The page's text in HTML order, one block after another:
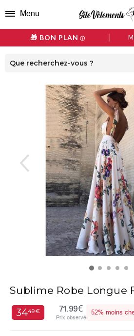
🎁 BON PLAN ⓘ
Menu
Sublime Robe Longue
3449€ 71.99€
Prix observé
52% moins